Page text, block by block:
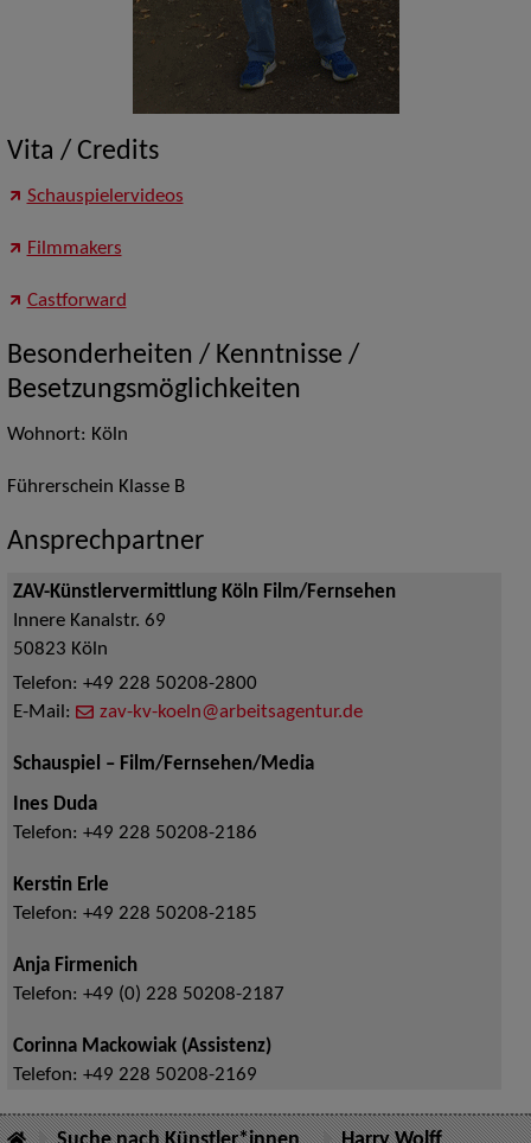
Vita / Credits
Schauspielervideos
Filmmakers
Castforward
Besonderheiten / Kenntnisse /
Besetzungsmöglichkeiten
Wohnort: Köln
Führerschein Klasse B
Ansprechpartner
ZAV-Künstlervermittlung Köln Film/Fernsehen
Innere Kanalstr. 69
50823 Köln
Telefon: +49 228 50208-2800
E-Mail:
zav-kv-koeln@arbeitsagentur.de
Schauspiel – Film/Fernsehen/Media
Ines Duda
Telefon: +49 228 50208-2186
Kerstin Erle
Telefon: +49 228 50208-2185
Anja Firmenich
Telefon: +49 (0) 228 50208-2187
Corinna Mackowiak (Assistenz)
Telefon: +49 228 50208-2169